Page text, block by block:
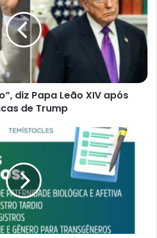
diz Papa Leão XIV após
de Trump